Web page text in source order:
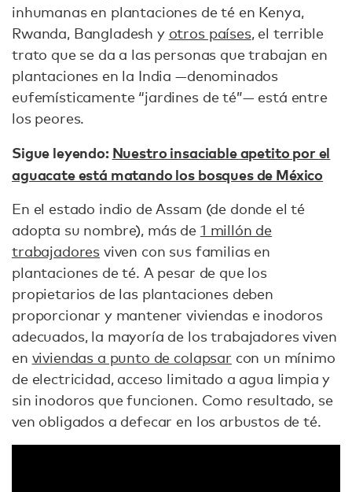
inhumanas en plantaciones de té en Kenya,
Rwanda, Bangladesh y otros países, el terrible
trato que se da a las personas que trabajan en
plantaciones en la India —denominados
eufemísticamente “jardines de té”— está entre
los peores.
Sigue leyendo: Nuestro insaciable apetito por el
aguacate está matando los bosques de México
En el estado indio de Assam (de donde el té
adopta su nombre), más de 1 millón de
trabajadores viven con sus familias en
plantaciones de té. A pesar de que los
propietarios de las plantaciones deben
proporcionar y mantener viviendas e inodoros
adecuados, la mayoría de los trabajadores viven
en viviendas a punto de colapsar con un mínimo
de electricidad, acceso limitado a agua limpia y
sin inodoros que funcionen. Como resultado, se
ven obligados a defecar en los arbustos de té.